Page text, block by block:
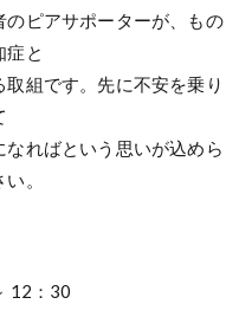
ピアサポーターが、もの
症と
組です。先に不安を乗り
ればという思いが込めら
。
12：30